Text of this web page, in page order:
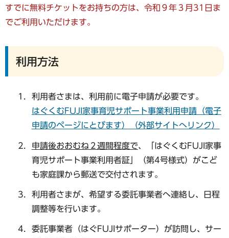
すでに無料チケットをお持ちの方は、令和９年３月31日ま
でご利用いただけます。
利用方法
利用者さまは、利用前に電子申請が必要です。
はぐくむFUJI家事育児サポート事業利用申請（電子
申請のページにとびます）（外部サイトへリンク）
申請後おおむね２週間程度で、「はぐくむFUJI家事
育児サポート事業利用者証」（第4号様式）がこど
も家庭課から郵送で交付されます。
利用者さまが、希望する委託事業者へ連絡し、日程
調整等を行います。
委託事業者（はぐFUJIサポーター）が訪問し、サー